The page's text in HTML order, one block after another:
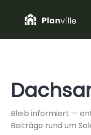
Bleib informiert —
Beiträge rund um